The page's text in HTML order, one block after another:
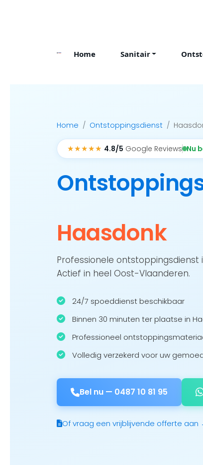
Home Sanitair
Home Ontstoppingsdienst
★★★★★ 4.8/5 Google Reviews Nu
Haasdonk
Professionele ontstoppingsdienst
Actief in heel Oost-Vlaanderen.
24/7 spoeddienst beschikbaar
Binnen 30 minuten ter plaatse in
Professioneel
Volledig verzekerd voor uw
Bel nu — 0487 10 81 95
Of vraag een vrijblijvende offerte aan